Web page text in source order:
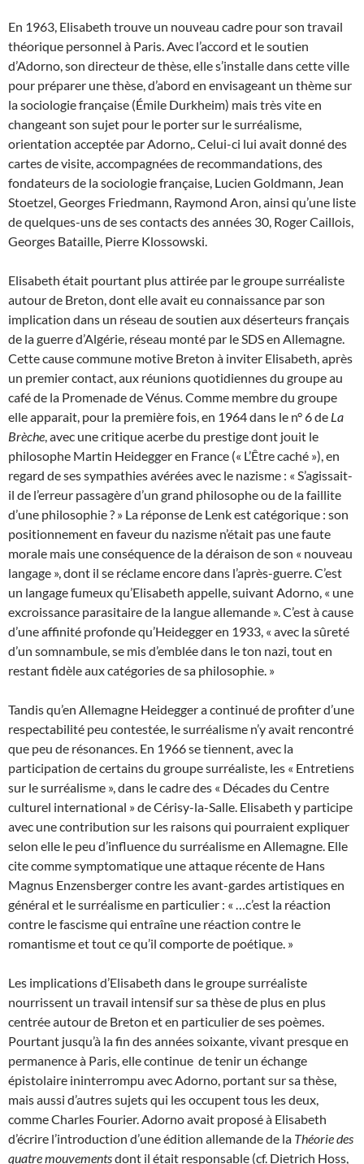
En 1963, Elisabeth trouve un nouveau cadre pour son travail
théorique personnel à Paris. Avec l’accord et le soutien
d’Adorno, son directeur de thèse, elle s’installe dans cette ville
pour préparer une thèse, d’abord en envisageant un thème sur
la sociologie française (Émile Durkheim) mais très vite en
changeant son sujet pour le porter sur le surréalisme,
orientation acceptée par Adorno,. Celui-ci lui avait donné des
cartes de visite, accompagnées de recommandations, des
fondateurs de la sociologie française, Lucien Goldmann, Jean
Stoetzel, Georges Friedmann, Raymond Aron, ainsi qu’une liste
de quelques-uns de ses contacts des années 30, Roger Caillois,
Georges Bataille, Pierre Klossowski.
Elisabeth était pourtant plus attirée par le groupe surréaliste
autour de Breton, dont elle avait eu connaissance par son
implication dans un réseau de soutien aux déserteurs français
de la guerre d’Algérie, réseau monté par le SDS en Allemagne.
Cette cause commune motive Breton à inviter Elisabeth, après
un premier contact, aux réunions quotidiennes du groupe au
café de la Promenade de Vénus.Comme membre du groupe
elle apparait, pour la première fois, en 1964 dans le n° 6 de La
Brèche, avec une critique acerbe du prestige dont jouit le
philosophe Martin Heidegger en France (« L’Être caché »), en
regard de ses sympathies avérées avec le nazisme : « S’agissait-
il de l’erreur passagère d’un grand philosophe ou de la faillite
d’une philosophie ? » La réponse de Lenk est catégorique : son
positionnement en faveur du nazisme n’était pas une faute
morale mais une conséquence de la déraison de son « nouveau
langage », dont il se réclame encore dans l’après-guerre. C’est
un langage fumeux qu’Elisabeth appelle, suivant Adorno, « une
excroissance parasitaire de la langue allemande ». C’est à cause
d’une affinité profonde qu’Heidegger en 1933, « avec la sûreté
d’un somnambule, se mis d’emblée dans le ton nazi, tout en
restant fidèle aux catégories de sa philosophie. »
Tandis qu’en Allemagne Heidegger a continué de profiter d’une
respectabilité peu contestée, le surréalisme n’y avait rencontré
que peu de résonances. En 1966 se tiennent, avec la
participation de certains du groupe surréaliste, les « Entretiens
sur le surréalisme », dans le cadre des « Décades du Centre
culturel international » de Cérisy-la-Salle. Elisabeth y participe
avec une contribution sur les raisons qui pourraient expliquer
selon elle le peu d’influence du surréalisme en Allemagne. Elle
cite comme symptomatique une attaque récente de Hans
Magnus Enzensberger contre les avant-gardes artistiques en
général et le surréalisme en particulier : « …c’est la réaction
contre le fascisme qui entraîne une réaction contre le
romantisme et tout ce qu’il comporte de poétique. »
Les implications d’Elisabeth dans le groupe surréaliste
nourrissent un travail intensif sur sa thèse de plus en plus
centrée autour de Breton et en particulier de ses poèmes.
Pourtant jusqu’à la fin des années soixante, vivant presque en
permanence à Paris, elle continue de tenir un échange
épistolaire ininterrompu avec Adorno, portant sur sa thèse,
mais aussi d’autres sujets qui les occupent tous les deux,
comme Charles Fourier. Adorno avait proposé à Elisabeth
d’écrire l’introduction d’une édition allemande de la Théorie des
quatre mouvementsdont il était responsable (cf. Dietrich Hoss,